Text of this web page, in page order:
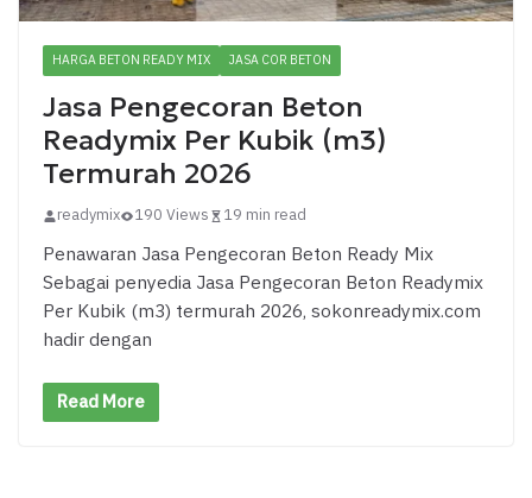
HARGA BETON READY MIX JASA COR BETON
Jasa Pengecoran Beton
Readymix Per Kubik (m3)
Termurah 2026
readymix 190 Views 19 min read
Penawaran Jasa Pengecoran Beton Ready Mix
Sebagai penyedia Jasa Pengecoran Beton Readymix
Per Kubik (m3) termurah 2026, sokonreadymix.com
hadir dengan
Read More